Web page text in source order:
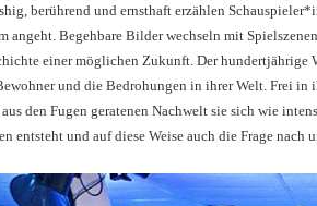
berührend und ernsthaft erzählen
angeht. Begehbare Bilder wechseln mit
einer möglichen Zukunft. Der
und die Bedrohungen in ihrer Welt. Frei
den Fugen geratenen Nachwelt sie sich wie
entsteht und auf diese Weise auch die Frage nach